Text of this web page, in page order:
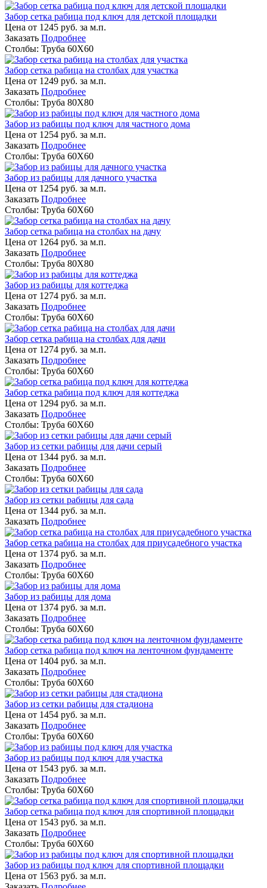
Забор сетка рабица под ключ для детской площадки
Цена от 1245 руб. за м.п.
Заказать Подробнее
Столбы: Труба 60Х60
Забор сетка рабица на столбах для участка
Цена от 1249 руб. за м.п.
Заказать Подробнее
Столбы: Труба 80Х80
Забор из рабицы под ключ для частного дома
Цена от 1254 руб. за м.п.
Заказать Подробнее
Столбы: Труба 60Х60
Забор из рабицы для дачного участка
Цена от 1254 руб. за м.п.
Заказать Подробнее
Столбы: Труба 60Х60
Забор сетка рабица на столбах на дачу
Цена от 1264 руб. за м.п.
Заказать Подробнее
Столбы: Труба 80Х80
Забор из рабицы для коттеджа
Цена от 1274 руб. за м.п.
Заказать Подробнее
Столбы: Труба 60Х60
Забор сетка рабица на столбах для дачи
Цена от 1274 руб. за м.п.
Заказать Подробнее
Столбы: Труба 60Х60
Забор сетка рабица под ключ для коттеджа
Цена от 1294 руб. за м.п.
Заказать Подробнее
Столбы: Труба 60Х60
Забор из сетки рабицы для дачи серый
Цена от 1344 руб. за м.п.
Заказать Подробнее
Столбы: Труба 60Х60
Забор из сетки рабицы для сада
Цена от 1344 руб. за м.п.
Заказать Подробнее
Забор сетка рабица на столбах для приусадебного участка
Цена от 1374 руб. за м.п.
Заказать Подробнее
Столбы: Труба 60Х60
Забор из рабицы для дома
Цена от 1374 руб. за м.п.
Заказать Подробнее
Столбы: Труба 60Х60
Забор сетка рабица под ключ на ленточном фундаменте
Цена от 1404 руб. за м.п.
Заказать Подробнее
Столбы: Труба 60Х60
Забор из сетки рабицы для стадиона
Цена от 1454 руб. за м.п.
Заказать Подробнее
Столбы: Труба 60Х60
Забор из рабицы под ключ для участка
Цена от 1543 руб. за м.п.
Заказать Подробнее
Столбы: Труба 60Х60
Забор сетка рабица под ключ для спортивной площадки
Цена от 1543 руб. за м.п.
Заказать Подробнее
Столбы: Труба 60Х60
Забор из рабицы под ключ для спортивной площадки
Цена от 1563 руб. за м.п.